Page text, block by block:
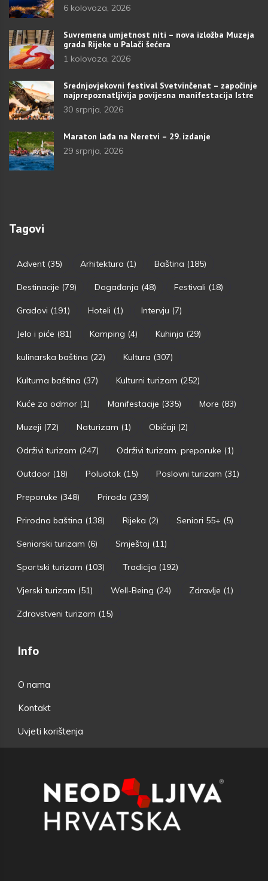
6 kolovoza, 2026
Suvremena umjetnost niti – nova izložba Muzeja
grada Rijeke u Palači šećera
1 kolovoza, 2026
Srednjovjekovni festival Svetvinčenat – započinje
najprepoznatljivija povijesna manifestacija Istre
30 srpnja, 2026
Maraton lađa na Neretvi – 29. izdanje
29 srpnja, 2026
Tagovi
Advent (35) Arhitektura (1) Baština (185)
Destinacije (79) Događanja (48) Festivali (18)
Gradovi (191) Hoteli (1) Intervju (7)
Jelo i piće (81) Kamping (4) Kuhinja (29)
kulinarska baština (22) Kultura (307)
Kulturna baština (37) Kulturni turizam (252)
Kuće za odmor (1) Manifestacije (335) More (83)
Muzeji (72) Naturizam (1) Običaji (2)
Održivi turizam (247) Održivi turizam. preporuke (1)
Outdoor (18) Poluotok (15) Poslovni turizam (31)
Preporuke (348) Priroda (239)
Prirodna baština (138) Rijeka (2) Seniori 55+ (5)
Seniorski turizam (6) Smještaj (11)
Sportski turizam (103) Tradicija (192)
Vjerski turizam (51) Well-Being (24) Zdravlje (1)
Zdravstveni turizam (15)
Info
O nama
Kontakt
Uvjeti korištenja